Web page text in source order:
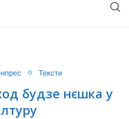
Тексти
будзе нєшка у